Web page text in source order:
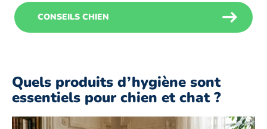
CONSEILS CHIEN
Quels produits d’hygiène sont
essentiels pour chien et chat ?